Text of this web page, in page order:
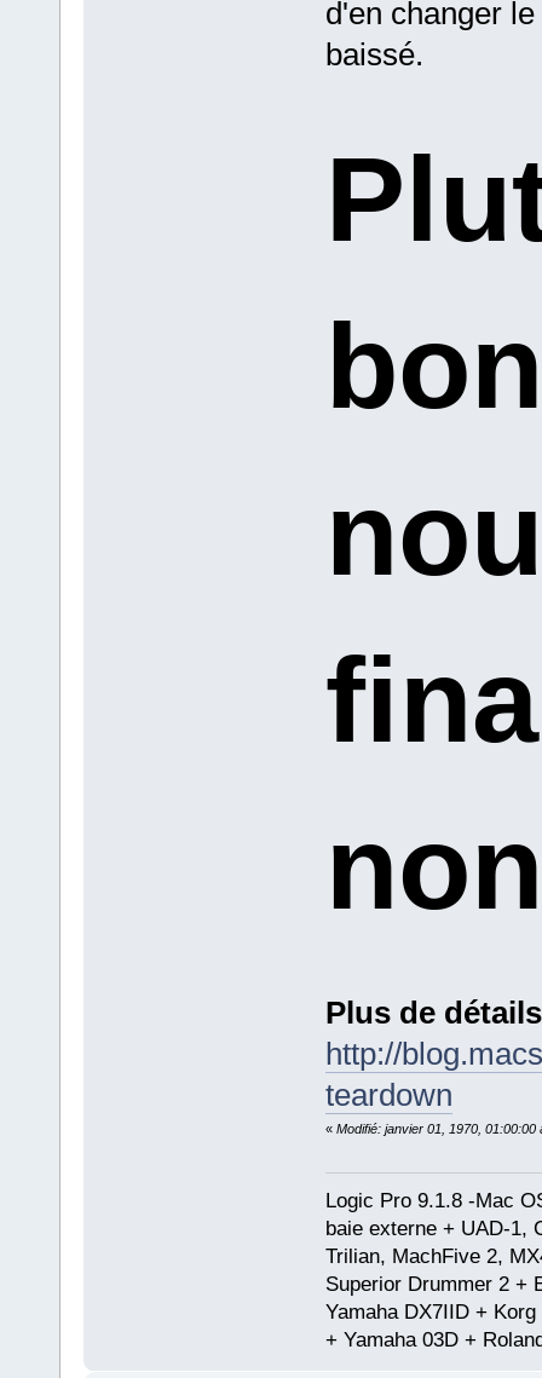
d'en changer
baissé.
Plus de
http://
teardown
« Modifié: janvier 01, 1970, 01:00:00
Logic Pro 9.1.8 -Mac
baie externe + UAD-1,
Trilian, MachFive 2,
Superior Drummer 2 +
Yamaha DX7IID +
+ Yamaha 03D +